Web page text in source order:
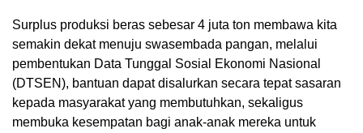
Surplus produksi beras sebesar 4 juta ton membawa kita
semakin dekat menuju swasembada pangan, melalui
pembentukan Data Tunggal Sosial Ekonomi Nasional
(DTSEN), bantuan dapat disalurkan secara tepat sasaran
kepada masyarakat yang membutuhkan, sekaligus
membuka kesempatan bagi anak-anak mereka untuk